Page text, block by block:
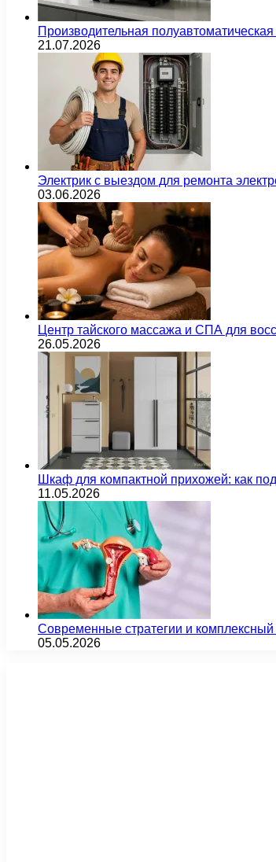
Производительная
21.07.2026
Электрик с выездом для ремонта
03.06.2026
Центр тайского массажа и СПА для
26.05.2026
Шкаф для компактной прихожей: как
11.05.2026
Современные стратегии и
05.05.2026